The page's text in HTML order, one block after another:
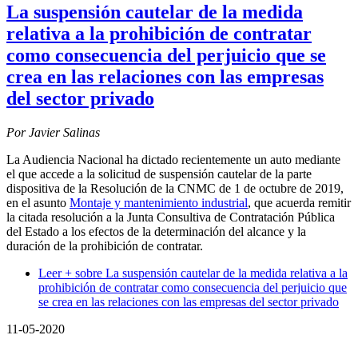
La suspensión cautelar de la medida
relativa a la prohibición de contratar
como consecuencia del perjuicio que se
crea en las relaciones con las empresas
del sector privado
Por Javier Salinas
La Audiencia Nacional ha dictado recientemente un auto mediante
el que accede a la solicitud de suspensión cautelar de la parte
dispositiva de la Resolución de la CNMC de 1 de octubre de 2019,
en el asunto Montaje y mantenimiento industrial, que acuerda remitir
la citada resolución a la Junta Consultiva de Contratación Pública
del Estado a los efectos de la determinación del alcance y la
duración de la prohibición de contratar.
Leer + sobre La suspensión cautelar de la medida relativa a la
prohibición de contratar como consecuencia del perjuicio que
se crea en las relaciones con las empresas del sector privado
11-05-2020